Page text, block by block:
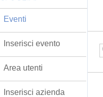
Eventi
Inserisci evento
Area utenti
Inserisci azienda